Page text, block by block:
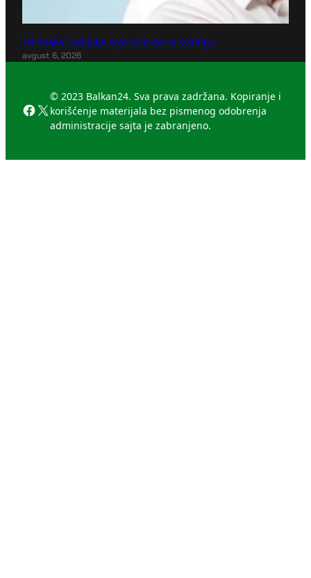
Tri znaka Zodijaka koja vole da se svađaju
avgust 6, 2026
Facebook
X
© 2023 Balkan24. Sva prava zadržana. Kopiranje i
korišćenje materijala bez pismenog odobrenja
administracije sajta je zabranjeno.